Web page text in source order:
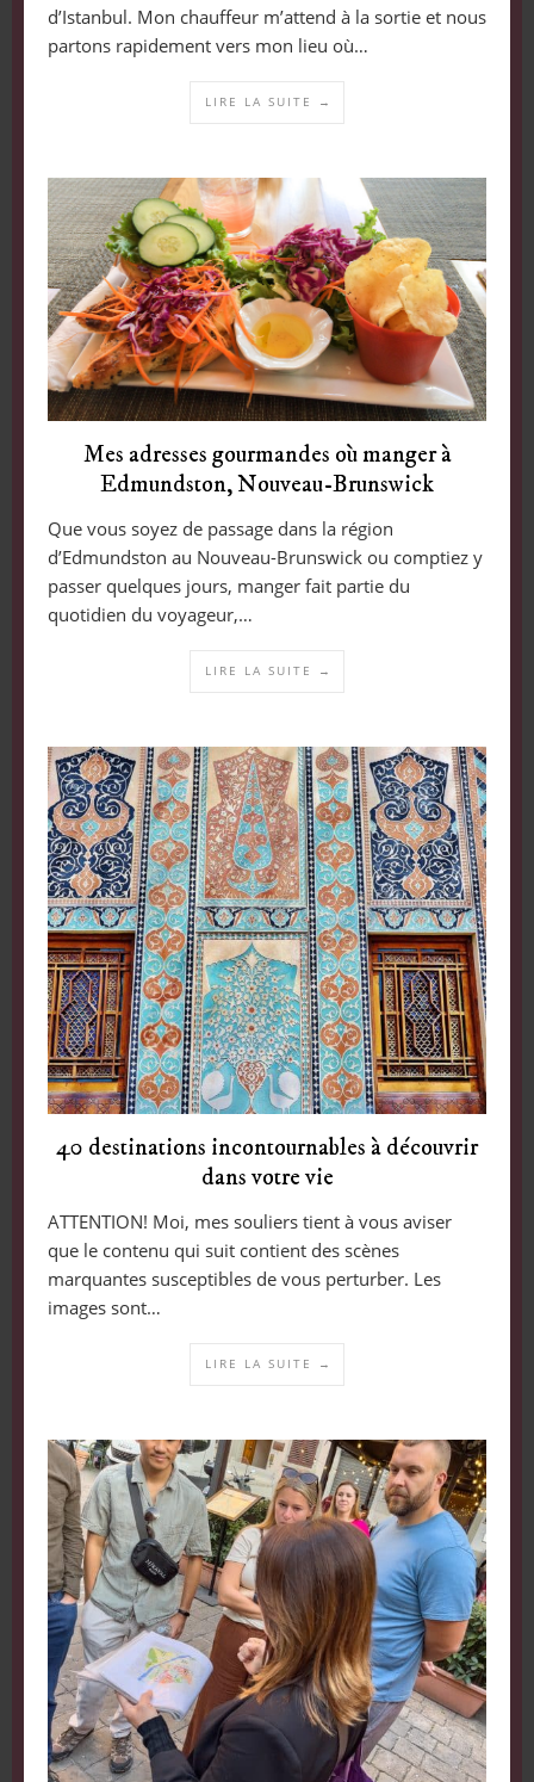
d’Istanbul. Mon chauffeur m’attend à la sortie et nous
partons rapidement vers mon lieu où…
LIRE LA SUITE →
Mes adresses gourmandes où manger à
Edmundston, Nouveau-Brunswick
Que vous soyez de passage dans la région
d’Edmundston au Nouveau-Brunswick ou comptiez y
passer quelques jours, manger fait partie du
quotidien du voyageur,…
LIRE LA SUITE →
40 destinations incontournables à découvrir
dans votre vie
ATTENTION! Moi, mes souliers tient à vous aviser
que le contenu qui suit contient des scènes
marquantes susceptibles de vous perturber. Les
images sont…
LIRE LA SUITE →